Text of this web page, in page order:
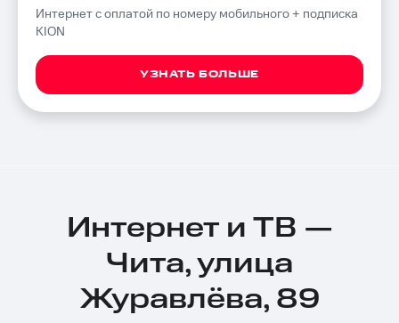
Интернет с оплатой по номеру мобильного + подписка
KION
УЗНАТЬ БОЛЬШЕ
Интернет и ТВ —
Чита, улица
Журавлёва, 89